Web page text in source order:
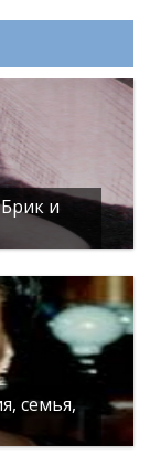
и
семья,